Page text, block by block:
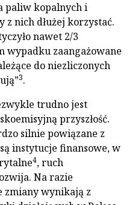
paliw kopalnych i
z nich dłużej korzystać.
nawet 2/3
wypadku zaangażowane
do niezliczonych
3.
trudno jest
przyszłość.
silnie powiązane z
instytucje finansowe, w
4, ruch
Na razie
zmiany wynikają z